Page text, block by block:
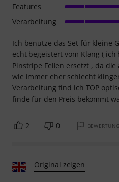
Ich benutze das Set für kleine
echt begeistert vom Klang (
Pinstripe Fellen ersetzt , da
wie immer eher schlecht
Verarbeitung find ich TOP
finde für den Preis bekommt
Features
Verarbeitung
2 0
Original zeigen